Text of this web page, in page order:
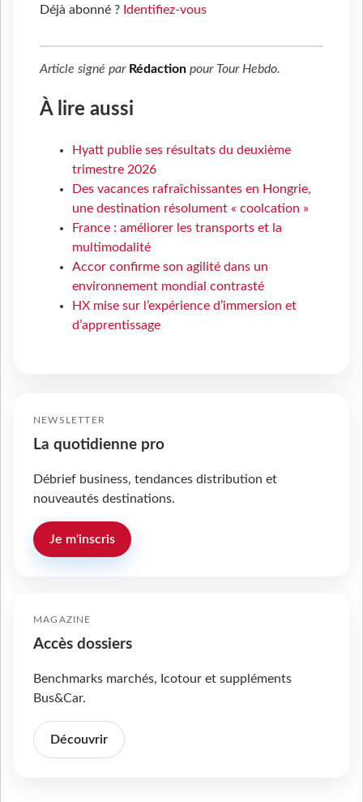
Déjà abonné ? Identifiez-vous
Article signé par Rédaction pour Tour Hebdo.
À lire aussi
Hyatt publie ses résultats du deuxième
trimestre 2026
Des vacances rafraîchissantes en Hongrie,
une destination résolument « coolcation »
France : améliorer les transports et la
multimodalité
Accor confirme son agilité dans un
environnement mondial contrasté
HX mise sur l’expérience d’immersion et
d’apprentissage
NEWSLETTER
La quotidienne pro
Débrief business, tendances distribution et
nouveautés destinations.
Je m'inscris
MAGAZINE
Accès dossiers
Benchmarks marchés, Icotour et suppléments
Bus&Car.
Découvrir